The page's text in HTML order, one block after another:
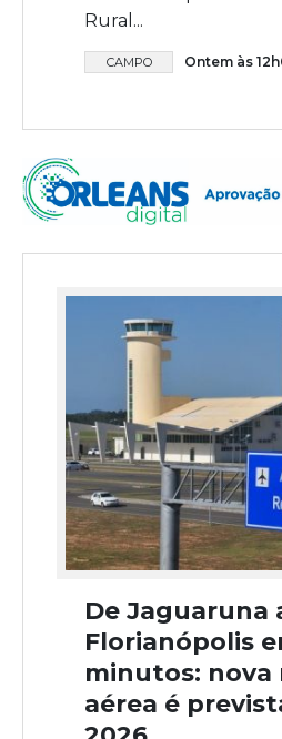
Rural...
CAMPO Ontem às
De Jaguaruna
Florianópolis
minutos: nova
aérea é